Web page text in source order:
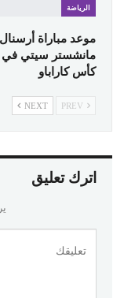
الرياضة
موعد مباراة
مانشستر سيتي في
كأس كاراباو
NEXT
اترك تعليق